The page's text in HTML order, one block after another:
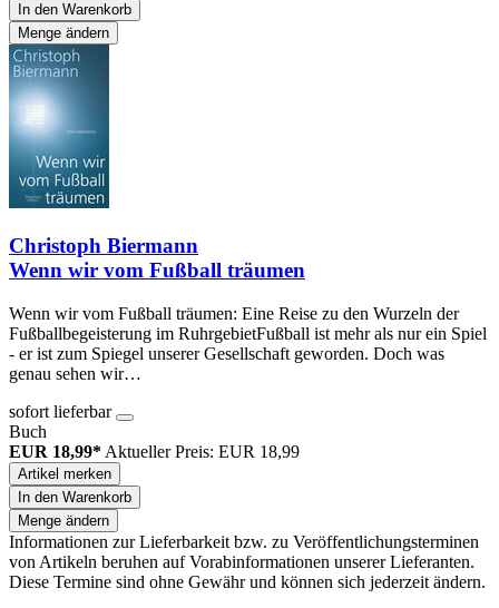
In den Warenkorb
Menge ändern
Christoph Biermann
Wenn wir vom Fußball träumen
Wenn wir vom Fußball träumen: Eine Reise zu den Wurzeln der
Fußballbegeisterung im RuhrgebietFußball ist mehr als nur ein Spiel
- er ist zum Spiegel unserer Gesellschaft geworden. Doch was
genau sehen wir…
sofort lieferbar
Buch
EUR 18,99* Aktueller Preis: EUR 18,99
Artikel merken
In den Warenkorb
Menge ändern
Informationen zur Lieferbarkeit bzw. zu Veröffentlichungsterminen
von Artikeln beruhen auf Vorabinformationen unserer Lieferanten.
Diese Termine sind ohne Gewähr und können sich jederzeit ändern.